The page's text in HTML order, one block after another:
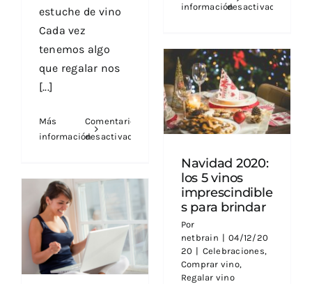
estuche de vino
Cada vez
tenemos algo
que regalar nos
[...]
Más
información
Comentarios
desactivados
de
el
regalo
perfecto
Cuchareta
informacióndesactivados
de
vino:
el
regalo
perfecto
para
Navidad 2020: los 5
vinos
imprescindibles
para brindar
Navidad 2020:
los 5 vinos
imprescindible
s para brindar
Por
netbrain | 04/12/20
20 | Celebraciones,
Comprar vino,
Regalar vino
La tienda de vino
online perfecta,
¿cómo es?